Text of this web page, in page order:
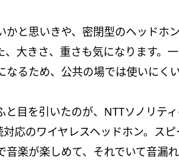
かと思いきや、密閉型のヘッドホ
、大きさ、重さも気になります。
なるため、公共の場では使いにく
と目を引いたのが、NTTソノリテ
応のワイヤレスヘッドホン。ス
音楽が楽しめて、それでいて音漏